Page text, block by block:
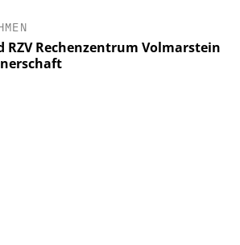
RZV Rechenzentrum Volmarstein